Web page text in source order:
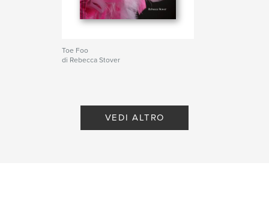
Toe Foo
di Rebecca Stover
VEDI ALTRO